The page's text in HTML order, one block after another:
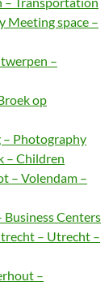
space –
–
op
– Photography
– Children
– Volendam –
Business Centers
– Utrecht –
–